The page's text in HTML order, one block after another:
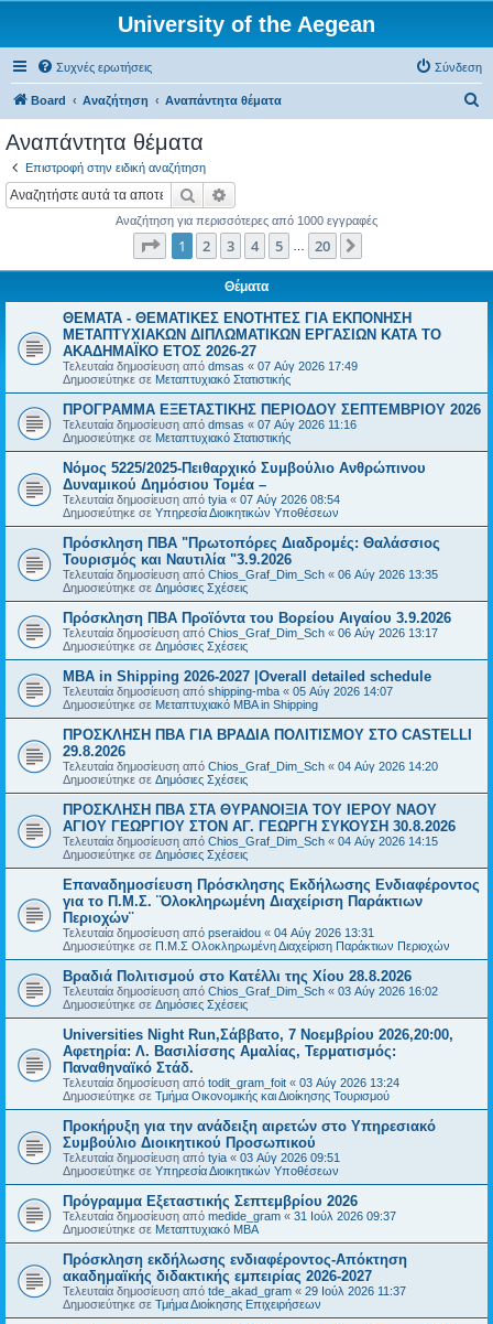
University of the Aegean
Συχνές ερωτήσεις Σύνδεση
Board Αναζήτηση Αναπάντητα θέματα
Αναπάντητα θέματα
Επιστροφή στην ειδική αναζήτηση
Αναζήτηση
Αναζήτηση για περισσότερες από 1000 εγγραφές
Σελίδα από20
1 2 3 4 5 20
Θέματα
ΘΕΜΑΤΑ - ΘΕΜΑΤΙΚΕΣ ΕΝΟΤΗΤΕΣ ΓΙΑ ΕΚΠΟΝΗΣΗ
ΜΕΤΑΠΤΥΧΙΑΚΩΝ ΔΙΠΛΩΜΑΤΙΚΩΝ ΕΡΓΑΣΙΩΝ ΚΑΤΑ ΤΟ
ΑΚΑΔΗΜΑΪΚΟ ΕΤΟΣ 2026-27
Τελευταία δημοσίευση από dmsas « 07 Αύγ 2026 17:49
Δημοσιεύτηκε σε Μεταπτυχιακό Στατιστικής
ΠΡΟΓΡΑΜΜΑ ΕΞΕΤΑΣΤΙΚΗΣ ΠΕΡΙΟΔΟΥ ΣΕΠΤΕΜΒΡΙΟΥ 2026
Τελευταία δημοσίευση από dmsas « 07 Αύγ 2026 11:16
Δημοσιεύτηκε σε Μεταπτυχιακό Στατιστικής
Νόμος 5225/2025-Πειθαρχικό Συμβούλιο Ανθρώπινου
Δυναμικού Δημόσιου Τομέα –
Τελευταία δημοσίευση από tyia « 07 Αύγ 2026 08:54
Δημοσιεύτηκε σε Υπηρεσία Διοικητικών Υποθέσεων
Πρόσκληση ΠΒΑ "Πρωτοπόρες Διαδρομές: Θαλάσσιος
Τουρισμός και Ναυτιλία "3.9.2026
Τελευταία δημοσίευση από Chios_Graf_Dim_Sch « 06 Αύγ 2026 13:35
Δημοσιεύτηκε σε Δημόσιες Σχέσεις
Πρόσκληση ΠΒΑ Προϊόντα του Βορείου Αιγαίου 3.9.2026
Τελευταία δημοσίευση από Chios_Graf_Dim_Sch « 06 Αύγ 2026 13:17
Δημοσιεύτηκε σε Δημόσιες Σχέσεις
MBA in Shipping 2026-2027 |Overall detailed schedule
Τελευταία δημοσίευση από shipping-mba « 05 Αύγ 2026 14:07
Δημοσιεύτηκε σε Μεταπτυχιακό MBA in Shipping
ΠΡΟΣΚΛΗΣΗ ΠΒΑ ΓΙΑ ΒΡΑΔΙΑ ΠΟΛΙΤΙΣΜΟΥ ΣΤΟ CASTELLI
29.8.2026
Τελευταία δημοσίευση από Chios_Graf_Dim_Sch « 04 Αύγ 2026 14:20
Δημοσιεύτηκε σε Δημόσιες Σχέσεις
ΠΡΟΣΚΛΗΣΗ ΠΒΑ ΣΤΑ ΘΥΡΑΝΟΙΞΙΑ ΤΟΥ ΙΕΡΟΥ ΝΑΟΥ
ΑΓΙΟΥ ΓΕΩΡΓΙΟΥ ΣΤΟΝ ΑΓ. ΓΕΩΡΓΗ ΣΥΚΟΥΣΗ 30.8.2026
Τελευταία δημοσίευση από Chios_Graf_Dim_Sch « 04 Αύγ 2026 14:15
Δημοσιεύτηκε σε Δημόσιες Σχέσεις
Επαναδημοσίευση Πρόσκλησης Εκδήλωσης Ενδιαφέροντος
για το Π.Μ.Σ. ¨Ολοκληρωμένη Διαχείριση Παράκτιων
Περιοχών¨
Τελευταία δημοσίευση από pseraidou « 04 Αύγ 2026 13:31
Δημοσιεύτηκε σε Π.Μ.Σ Ολοκληρωμένη Διαχείριση Παράκτιων Περιοχών
Βραδιά Πολιτισμού στο Κατέλλι της Χίου 28.8.2026
Τελευταία δημοσίευση από Chios_Graf_Dim_Sch « 03 Αύγ 2026 16:02
Δημοσιεύτηκε σε Δημόσιες Σχέσεις
Universities Night Run,Σάββατο, 7 Νοεμβρίου 2026,20:00,
Αφετηρία: Λ. Βασιλίσσης Αμαλίας, Τερματισμός:
Παναθηναϊκό Στάδ.
Τελευταία δημοσίευση από todit_gram_foit « 03 Αύγ 2026 13:24
Δημοσιεύτηκε σε Τμήμα Οικονομικής και Διοίκησης Τουρισμού
Προκήρυξη για την ανάδειξη αιρετών στο Υπηρεσιακό
Συμβούλιο Διοικητικού Προσωπικού
Τελευταία δημοσίευση από tyia « 03 Αύγ 2026 09:51
Δημοσιεύτηκε σε Υπηρεσία Διοικητικών Υποθέσεων
Πρόγραμμα Εξεταστικής Σεπτεμβρίου 2026
Τελευταία δημοσίευση από medide_gram « 31 Ιούλ 2026 09:37
Δημοσιεύτηκε σε Μεταπτυχιακό MBA
Πρόσκληση εκδήλωσης ενδιαφέροντος-Απόκτηση
ακαδημαϊκής διδακτικής εμπειρίας 2026-2027
Τελευταία δημοσίευση από tde_akad_gram « 29 Ιούλ 2026 11:37
Δημοσιεύτηκε σε Τμήμα Διοίκησης Επιχειρήσεων